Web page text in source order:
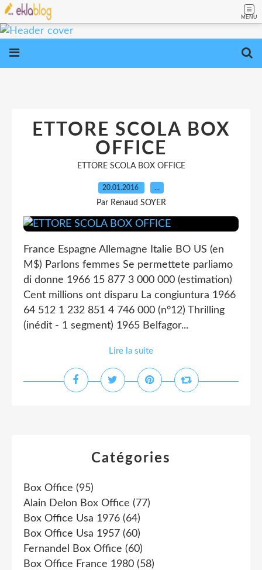
MENU
ETTORE SCOLA BOX
OFFICE
ETTORE SCOLA BOX OFFICE
20.01.2016 …
Par Renaud SOYER
France Espagne Allemagne Italie BO US (en
M$) Parlons femmes Se permettete parliamo
di donne 1966 15 877 3 000 000 (estimation)
Cent millions ont disparu La congiuntura 1966
64 512 1 232 851 4 746 000 (n°12) Thrilling
(inédit - 1 segment) 1965 Belfagor...
Lire la suite
Catégories
Box Office (95)
Alain Delon Box Office (77)
Box Office Usa 1976 (64)
Box Office Usa 1957 (60)
Fernandel Box Office (60)
Box Office France 1980 (58)